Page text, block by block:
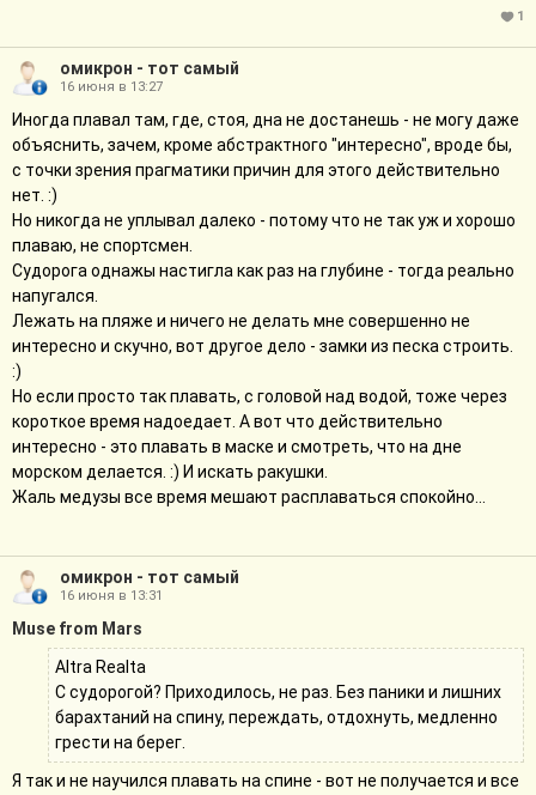
1
омикрон - тот самый
16 июня в 13:27
Иногда плавал там, где, стоя, дна не достанешь - не могу даже
объяснить, зачем, кроме абстрактного "интересно", вроде бы,
с точки зрения прагматики причин для этого действительно
нет. :)
Но никогда не уплывал далеко - потому что не так уж и хорошо
плаваю, не спортсмен.
Судорога однажы настигла как раз на глубине - тогда реально
напугался.
Лежать на пляже и ничего не делать мне совершенно не
интересно и скучно, вот другое дело - замки из песка строить.
:)
Но если просто так плавать, с головой над водой, тоже через
короткое время надоедает. А вот что действительно
интересно - это плавать в маске и смотреть, что на дне
морском делается. :) И искать ракушки.
Жаль медузы все время мешают расплаваться спокойно...
омикрон - тот самый
16 июня в 13:31
Muse from Mars
Altra Realta
С судорогой? Приходилось, не раз. Без паники и лишних
барахтаний на спину, переждать, отдохнуть, медленно
грести на берег.
Я так и не научился плавать на спине - вот не получается и все